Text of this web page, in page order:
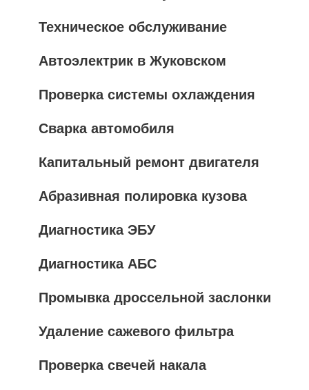
Техническое обслуживание
Автоэлектрик в Жуковском
Проверка системы охлаждения
Сварка автомобиля
Капитальный ремонт двигателя
Абразивная полировка кузова
Диагностика ЭБУ
Диагностика АБС
Промывка дроссельной заслонки
Удаление сажевого фильтра
Проверка свечей накала